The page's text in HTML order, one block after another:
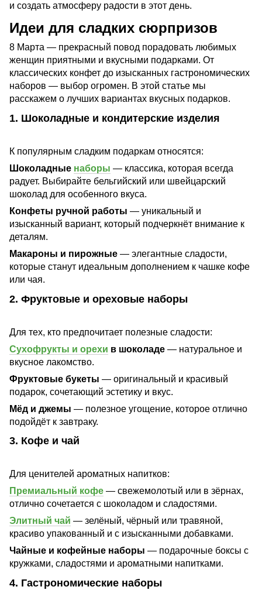
и создать атмосферу радости в этот день.
Идеи для сладких сюрпризов
8 Марта — прекрасный повод порадовать любимых
женщин приятными и вкусными подарками. От
классических конфет до изысканных гастрономических
наборов — выбор огромен. В этой статье мы
расскажем о лучших вариантах вкусных подарков.
1. Шоколадные и кондитерские изделия
К популярным сладким подаркам относятся:
Шоколадные наборы — классика, которая всегда
радует. Выбирайте бельгийский или швейцарский
шоколад для особенного вкуса.
Конфеты ручной работы — уникальный и
изысканный вариант, который подчеркнёт внимание к
деталям.
Макароны и пирожные — элегантные сладости,
которые станут идеальным дополнением к чашке кофе
или чая.
2. Фруктовые и ореховые наборы
Для тех, кто предпочитает полезные сладости:
Сухофрукты и орехи в шоколаде — натуральное и
вкусное лакомство.
Фруктовые букеты — оригинальный и красивый
подарок, сочетающий эстетику и вкус.
Мёд и джемы — полезное угощение, которое отлично
подойдёт к завтраку.
3. Кофе и чай
Для ценителей ароматных напитков:
Премиальный кофе — свежемолотый или в зёрнах,
отлично сочетается с шоколадом и сладостями.
Элитный чай — зелёный, чёрный или травяной,
красиво упакованный и с изысканными добавками.
Чайные и кофейные наборы — подарочные боксы с
кружками, сладостями и ароматными напитками.
4. Гастрономические наборы